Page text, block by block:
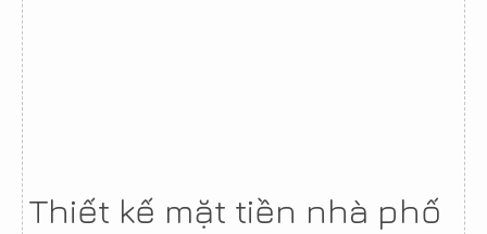
Thiết kế mặt tiền nhà phố